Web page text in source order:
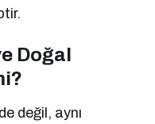
Doğal
değil, aynı